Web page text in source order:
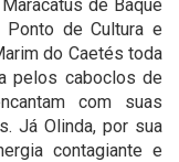
de Baque
de Cultura e
do Caetés toda
pelos caboclos de
com suas
Já Olinda, por sua
contagiante e